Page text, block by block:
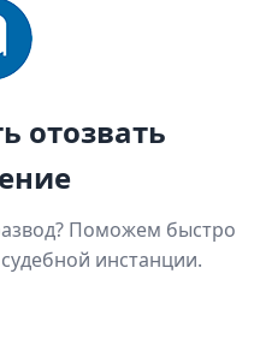
отозвать
Поможем быстро
инстанции.